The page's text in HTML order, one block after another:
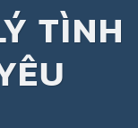
TÌNH